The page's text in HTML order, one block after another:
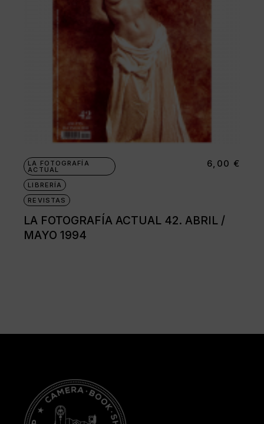
LA FOTOGRAFÍA
ACTUAL
LIBRERÍA
REVISTAS
LA FOTOGRAFÍA ACTUAL 42. ABRIL /
MAYO 1994
6,00 €